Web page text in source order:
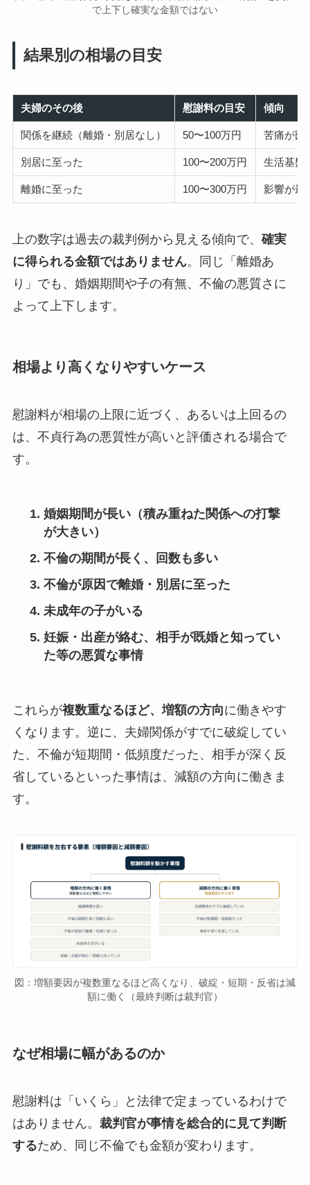
で上下し確実な金額ではない
結果別の相場の目安
夫婦のその後 慰謝料の目安 傾向
関係を継続（離婚・別居なし） 50〜100万円 苦痛が比
別居に至った 100〜200万円 生活基盤
離婚に至った 100〜300万円 影響が最
上の数字は過去の裁判例から見える傾向で、 確実
に得られる金額ではありません。同じ「離婚あ
り」でも、婚姻期間や子の有無、不倫の悪質さに
よって上下します。
相場より高くなりやすいケース
慰謝料が相場の上限に近づく、あるいは上回るの
は、不貞行為の悪質性が高いと評価される場合で
す。
婚姻期間が長い（積み重ねた関係への打撃
が大きい）
不倫の期間が長く、回数も多い
不倫が原因で離婚・別居に至った
未成年の子がいる
妊娠・出産が絡む、相手が既婚と知ってい
た等の悪質な事情
これらが複数重なるほど、増額の方向に働きやす
くなります。逆に、夫婦関係がすでに破綻してい
た、不倫が短期間・低頻度だった、相手が深く反
省しているといった事情は、減額の方向に働きま
す。
図：増額要因が複数重なるほど高くなり、破綻・短期・反省は減
額に働く（最終判断は裁判官）
なぜ相場に幅があるのか
慰謝料は「いくら」と法律で定まっているわけで
はありません。 裁判官が事情を総合的に見て判断
するため、同じ不倫でも金額が変わります。